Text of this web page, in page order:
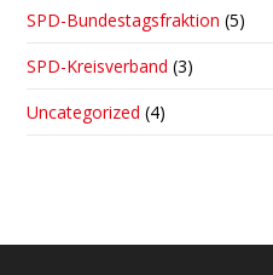
SPD-Bundestagsfraktion (5)
SPD-Kreisverband (3)
Uncategorized (4)